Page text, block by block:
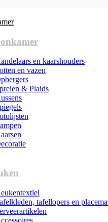
en kaarshouders
en vazen
& Plaids
tafellopers en